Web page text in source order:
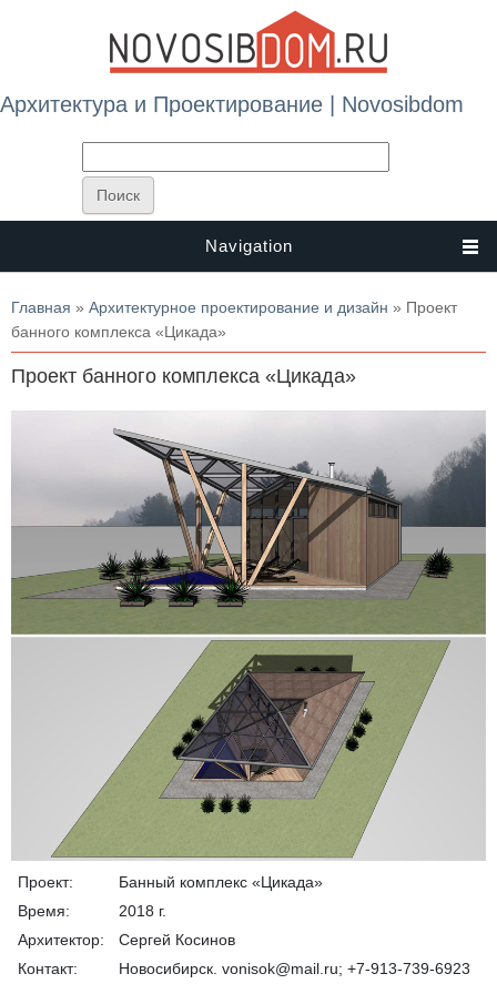
Архитектура и Проектирование | Novosibdom
Navigation
Вы здесь
Главная » Архитектурное проектирование и дизайн » Проект
банного комплекса «Цикада»
Проект банного комплекса «Цикада»
Проект:
Банный комплекс «Цикада»
Время:
2018 г.
Архитектор:
Сергей Косинов
Контакт:
Новосибирск. vonisok@mail.ru; +7-913-739-6923